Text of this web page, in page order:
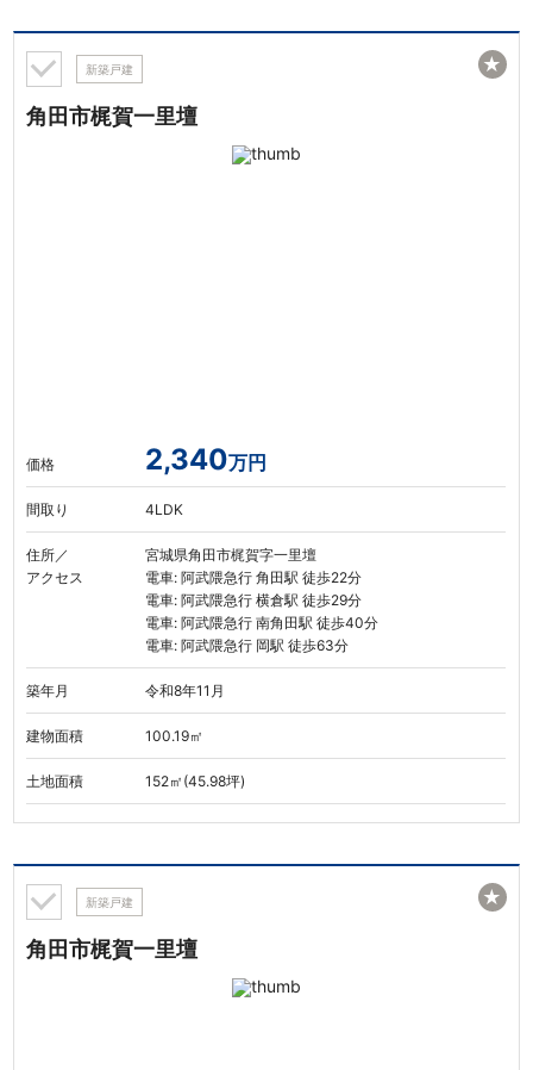
新築戸建
角田市梶賀一里壇
価格 2,340万円
間取り 4LDK
住所／
アクセス
宮城県角田市梶賀字一里壇
電車: 阿武隈急行 角田駅 徒歩22分
電車: 阿武隈急行 横倉駅 徒歩29分
電車: 阿武隈急行 南角田駅 徒歩40分
電車: 阿武隈急行 岡駅 徒歩63分
築年月 令和8年11月
建物面積 100.19㎡
土地面積 152㎡(45.98坪)
★
新築戸建
角田市梶賀一里壇
★